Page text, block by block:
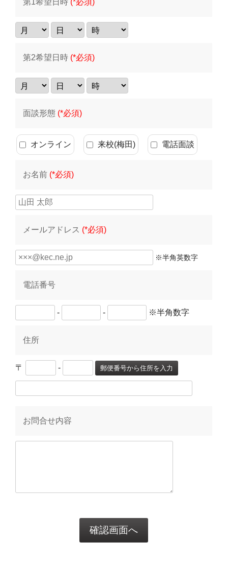
第1希望日時 (*必須)
第2希望日時 (*必須)
面談形態 (*必須)
オンライン 来校(梅田) 電話面談
お名前 (*必須)
メールアドレス (*必須)
※半角英数字
電話番号
- - ※半角数字
住所
〒 - 郵便番号から住所を入力
お問合せ内容